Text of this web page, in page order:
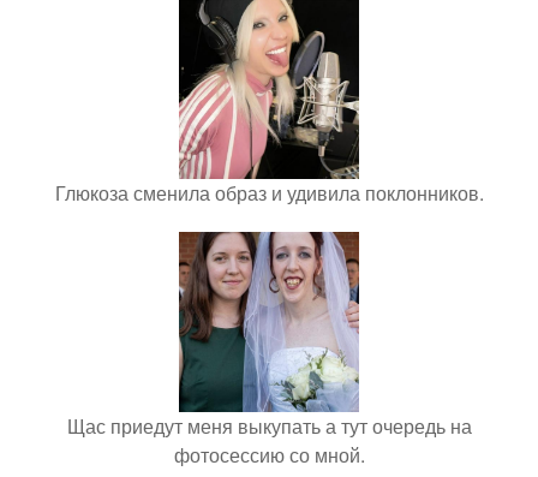
Глюкоза сменила образ и удивила поклонников.
Щас приедут меня выкупать а тут очередь на
фотосессию со мной.